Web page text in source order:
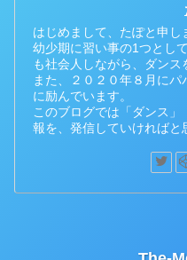
はじめまして、たぽと申し
幼少期に習い事の1つとし
も社会人しながら、ダンス
また、２０２０年８月に
に励んでいます。
このブログでは「ダンス
報を、発信していければと